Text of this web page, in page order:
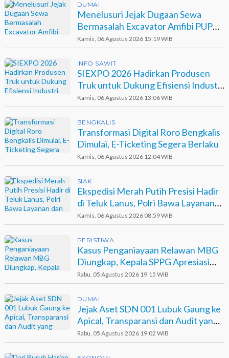
DUMAI
Menelusuri Jejak Dugaan Sewa
Bermasalah Excavator Amfibi PUPR
Dumai di Agro Murni
Kamis, 06 Agustus 2026 15:19 WIB
INFO SAWIT
SIEXPO 2026 Hadirkan Produsen
Truk untuk Dukung Efisiensi Industri
Sawit
Kamis, 06 Agustus 2026 13:06 WIB
BENGKALIS
Transformasi Digital Roro Bengkalis
Dimulai, E-Ticketing Segera Berlaku
Kamis, 06 Agustus 2026 12:04 WIB
SIAK
Ekspedisi Merah Putih Presisi Hadir
di Teluk Lanus, Polri Bawa Layanan
dan Harapan
Kamis, 06 Agustus 2026 08:59 WIB
PERISTIWA
Kasus Penganiayaan Relawan MBG
Diungkap, Kepala SPPG Apresiasi
Kinerja Polisi
Rabu, 05 Agustus 2026 19:15 WIB
DUMAI
Jejak Aset SDN 001 Lubuk Gaung ke
Apical, Transparansi dan Audit yang
Belum Terjawab
Rabu, 05 Agustus 2026 19:02 WIB